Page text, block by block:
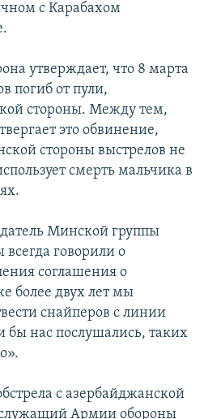
с Карабахом
утверждает, что 8 марта
погиб от пули,
стороны. Между тем,
это обвинение,
стороны выстрелов не
смерть мальчика в
Минской группы
говорили о
соглашения о
более двух лет мы
снайперов с линии
бы нас послушались, таких
с азербайджанской
Армии обороны